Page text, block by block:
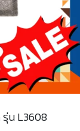
น L3608